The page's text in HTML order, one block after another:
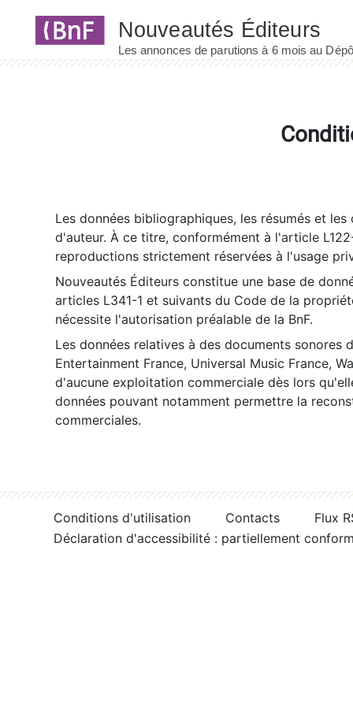
Les données bibliographiques, les résumés et
d'auteur. À ce titre, conformément à l'article
reproductions strictement réservées à l'usage
Nouveautés Éditeurs constitue une base de
articles L341-1 et suivants du Code de la
nécessite l'autorisation préalable de la BnF.
Les données relatives à des documents sonores
Entertainment France, Universal Music France,
d'aucune exploitation commerciale dès lors
données pouvant notamment permettre la
commerciales.
Conditions d'utilisation Contacts
Flux
Déclaration d'accessibilité : partiellement